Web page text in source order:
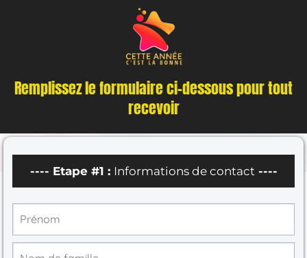
Remplissez le formulaire ci-dessous pour tout
recevoir
---- Etape #1 : Informations de contact----